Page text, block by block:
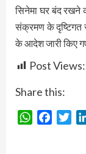
सिनेमा घर बंद रखने
संक्रमण के दृष्टिगत
के आदेश जारी किए
Post Views:
Share this:
WhatsApp